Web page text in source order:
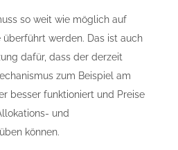
so weit wie möglich auf
werden. Das ist auch
dafür, dass der derzeit
zum Beispiel am
besser funktioniert und Preise
und
können.